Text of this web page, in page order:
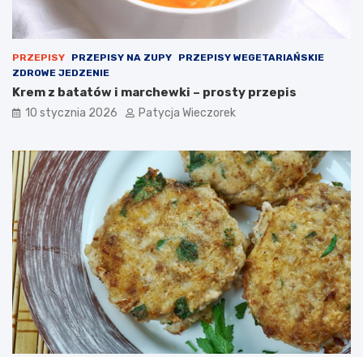
PRZEPISY PRZEPISY NA ZUPY
PRZEPISY WEGETARIAŃSKIE
ZDROWE JEDZENIE
Krem z batatów i marchewki – prosty przepis
10 stycznia 2026 Patycja Wieczorek